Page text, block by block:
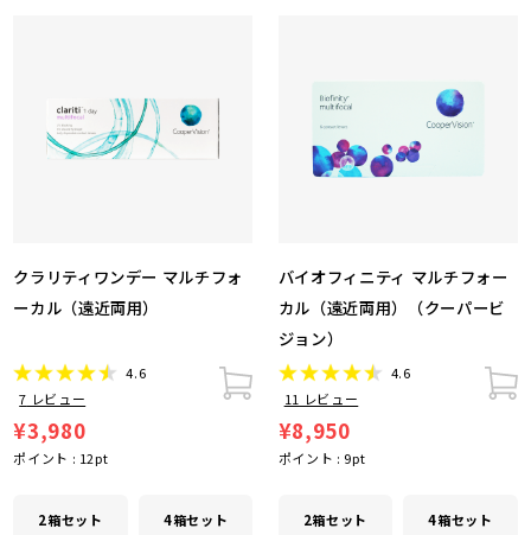
クラリティワンデー マルチフォ
ーカル（遠近両用）
4.6
7 レビュー
¥3,980
ポイント : 12pt
2箱セット 4箱セット
バイオフィニティ マルチフォー
カル（遠近両用）（クーパービ
ジョン）
4.6
11 レビュー
¥8,950
ポイント : 9pt
2箱セット 4箱セット